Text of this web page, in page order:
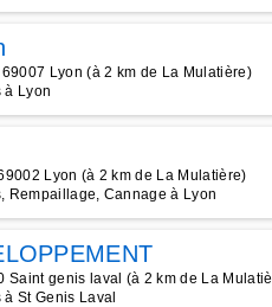
Lyon (à 2 km de La Mulatière)
à Lyon
Lyon (à 2 km de La Mulatière)
Rempaillage, Cannage à Lyon
Saint genis laval (à 2 km de La
St Genis Laval